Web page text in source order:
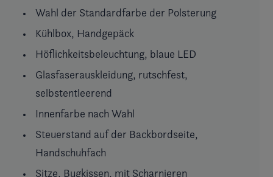
Wahl der Standardfarbe der Polsterung
Kühlbox, Handgepäck
Höflichkeitsbeleuchtung, blaue LED
Glasfaserauskleidung, rutschfest,
selbstentleerend
Innenfarbe nach Wahl
Steuerstand auf der Backbordseite,
Handschuhfach
Sitze, Bugkissen, mit Scharnieren